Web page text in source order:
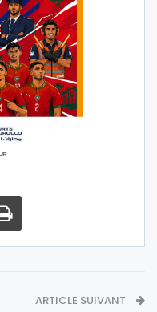
ARTICLE SUIVANT